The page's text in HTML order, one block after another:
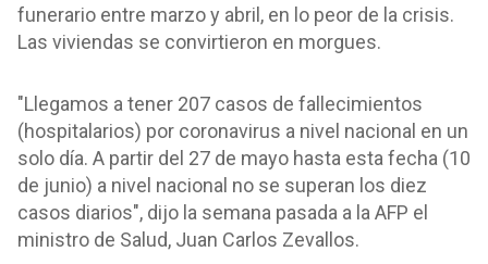
funerario entre marzo y abril, en lo peor de la crisis.
Las viviendas se convirtieron en morgues.
"Llegamos a tener 207 casos de fallecimientos
(hospitalarios) por coronavirus a nivel nacional en un
solo día. A partir del 27 de mayo hasta esta fecha (10
de junio) a nivel nacional no se superan los diez
casos diarios", dijo la semana pasada a la AFP el
ministro de Salud, Juan Carlos Zevallos.